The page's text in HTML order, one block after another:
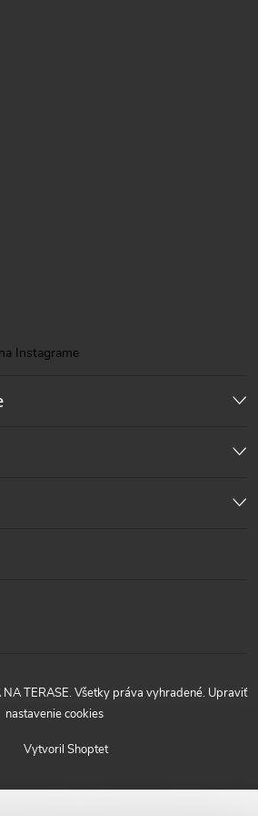
Instagrame
Vytvoril Shoptet
TERASE. Všetky práva vyhradené. Upraviť
nastavenie cookies